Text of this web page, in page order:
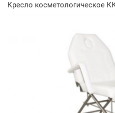
Кресло косметологическое